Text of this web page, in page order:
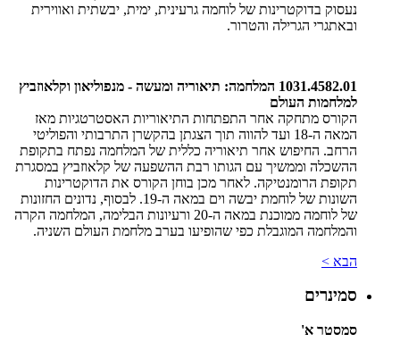
נעסוק בדוקטרינות של לוחמה גרעינית, ימית, יבשתית ואווירית
ובאתגרי הגרילה והטרור.
1031.4582.01 המלחמה: תיאוריה ומעשה - מנפוליאון וקלאוזביץ
למלחמות העולם
הקורס מתחקה אחר התפתחות התיאוריות האסטרטגיות מאז
המאה ה-18 ועד להווה תוך הצגתן בהקשרן התרבותי והפוליטי
הרחב. החיפוש אחר תיאוריה כללית של המלחמה נפתח בתקופת
ההשכלה וממשיך עם הגותו רבת ההשפעה של קלאוזביץ במסגרת
תקופת הרומנטיקה. לאחר מכן בוחן הקורס את הדוקטרינות
השונות של לוחמת יבשה וים במאה ה-19. לבסוף, נדונים החזונות
של לוחמה ממוכנת במאה ה-20 ורעיונות הבלימה, המלחמה הקרה
והמלחמה המוגבלת כפי שהופיעו בערב מלחמת העולם השניה.
הבא >
סמינרים
סמסטר א'